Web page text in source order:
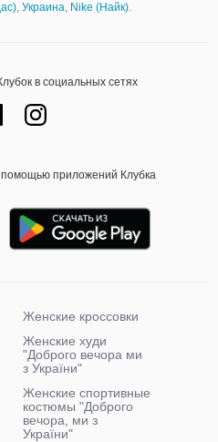
, Украина, Nike (Найк).
в социальных сетях
помощью приложений Клубка
Женские кроссовки
Женские худи
"Доброго вечора ми
з України"
Женские спортивные
костюмы "Доброго
вечора, ми з
України"